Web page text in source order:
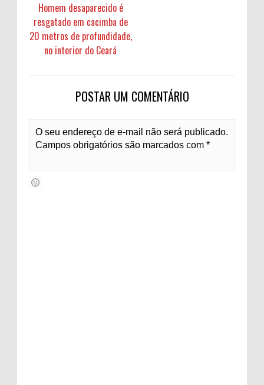
Homem desaparecido é
resgatado em cacimba de
20 metros de profundidade,
no interior do Ceará
POSTAR UM COMENTÁRIO
O seu endereço de e-mail não será publicado.
Campos obrigatórios são marcados com *